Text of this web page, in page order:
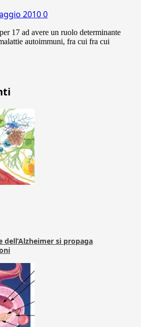
20100
17 ad avere un ruolo determinante
autoimmuni, fra cui fra cui
dell’Alzheimer si propaga